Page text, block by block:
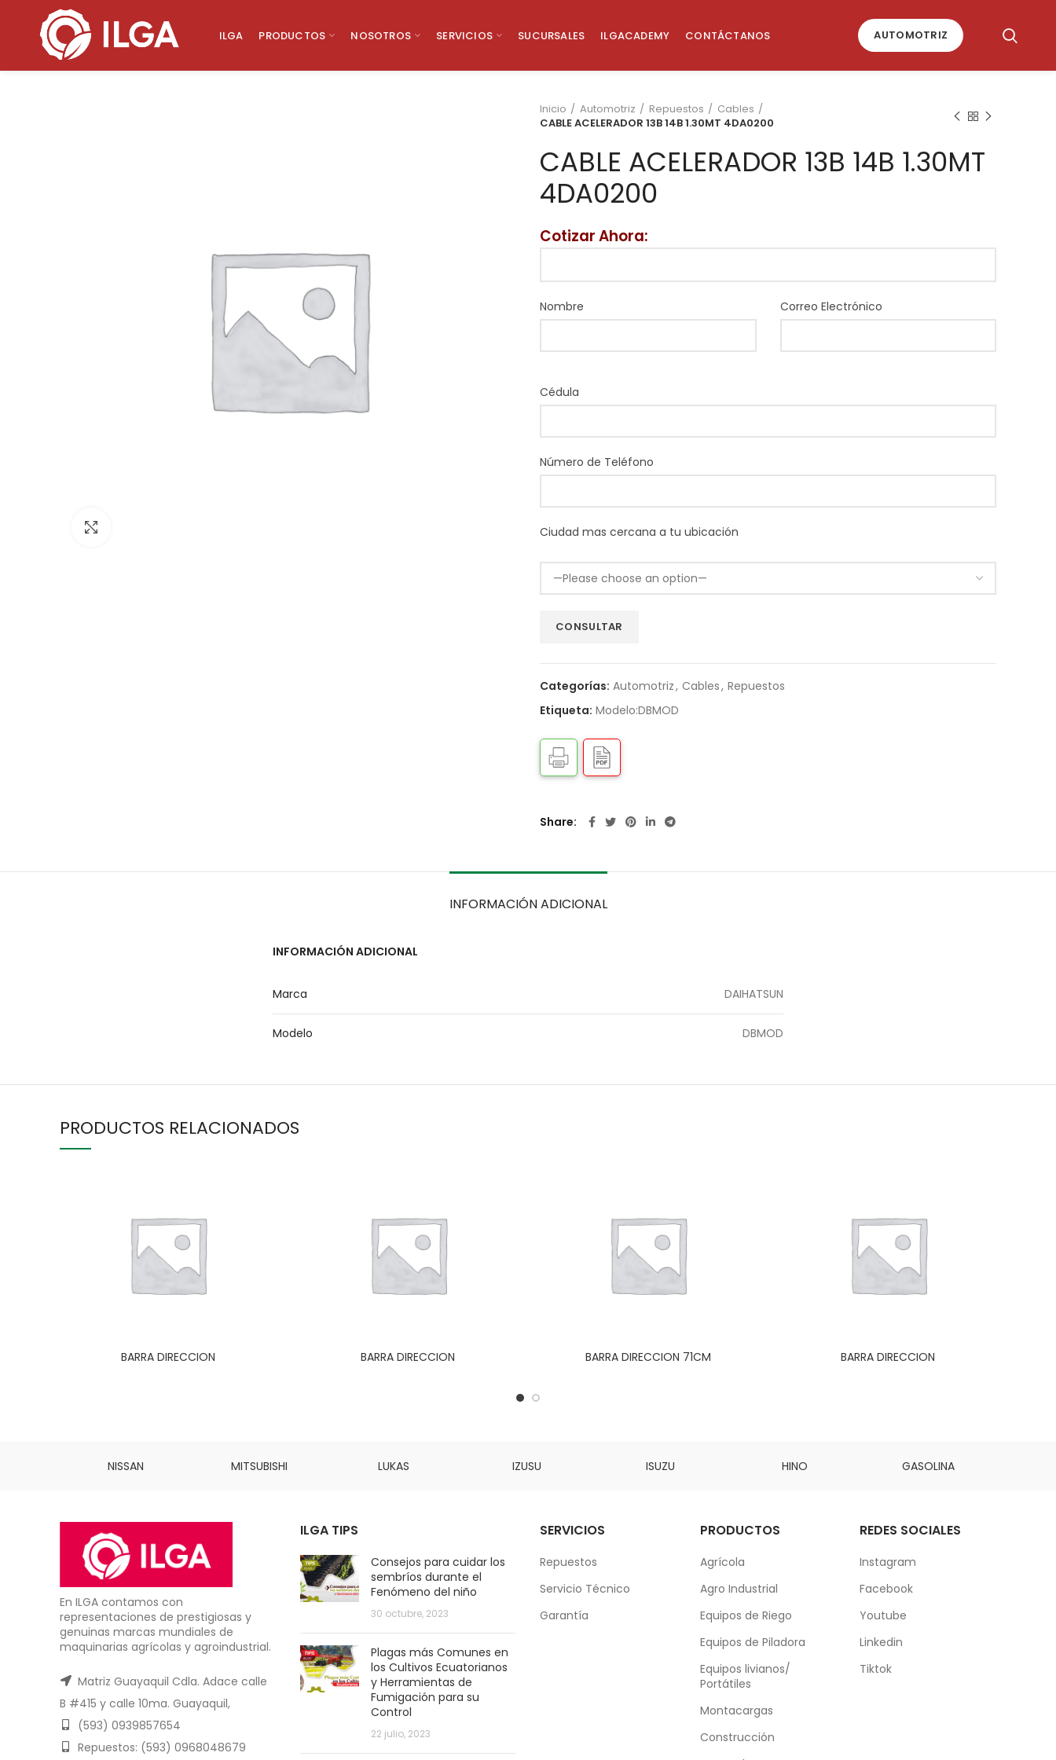
ILGA PRODUCTOS NOSOTROS SERVICIOS SUCURSALES ILGACADEMY CONTÁCTANOS AUTOMOTRIZ
Inicio Automotriz Repuestos
Cables
CABLE ACELERADOR 13B 14B 1.30MT 4DA0200
CABLE ACELERADOR 13B 14B 1.30MT
4DA0200
Cotizar Ahora:
Nombre Correo Electrónico
Cédula
Número de Teléfono
Ciudad mas cercana a tu ubicación
Categorías: Automotriz, Cables, Repuestos
Etiqueta: Modelo:DBMOD
Share
INFORMACIÓN ADICIONAL
INFORMACIÓN ADICIONAL
Marca DAIHATSUN
Modelo DBMOD
PRODUCTOS RELACIONADOS
BARRA DIRECCION BARRA DIRECCION BARRA DIRECCION 71CM BARRA DIRECCION
NISSAN MITSUBISHI LUKAS IZUSU ISUZU HINO GASOLINA
En ILGA contamos con
representaciones de prestigiosas y
genuinas marcas mundiales de
maquinarias agrícolas y agroindustrial.
Matriz Guayaquil Cdla. Adace calle
B #415 y calle 10ma. Guayaquil,
(593) 0939857654
Repuestos: (593) 0968048679
ILGA TIPS
Consejos para cuidar los
sembríos durante el
Fenómeno del niño
30 octubre, 2023
Plagas más Comunes en
los Cultivos Ecuatorianos
y Herramientas de
Fumigación para su
Control
22 julio, 2023
SERVICIOS
Repuestos
Servicio Técnico
Garantía
PRODUCTOS
Agrícola
Agro Industrial
Equipos de Riego
Equipos de Piladora
Equipos livianos/
Portátiles
Montacargas
Construcción
REDES SOCIALES
Instagram
Facebook
Youtube
Linkedin
Tiktok